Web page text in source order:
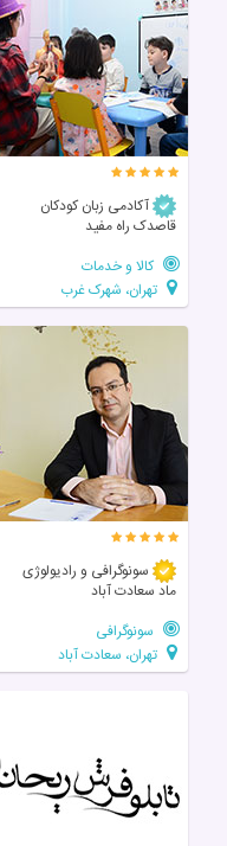
آکادمی زبان کودکان
قاصدک راه مفید
کالا و خدمات
تهران، شهرک غرب
سونوگرافی و رادیولوژی
ماد سعادت آباد
سونوگرافی
تهران، سعادت آباد